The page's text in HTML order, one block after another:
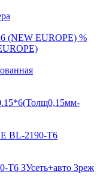
%
T6 ЗУсеть+авто 3реж